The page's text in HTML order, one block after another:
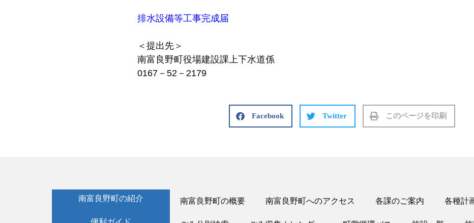
排水設備等工事完成届
＜提出先＞
南富良野町役場建設課上下水道係
0167－52－2179
Facebook Twitter このページを印刷
南富良野町の紹介 南富良野町の概要 南富良野町へのアクセス 各課のご案内 各種計